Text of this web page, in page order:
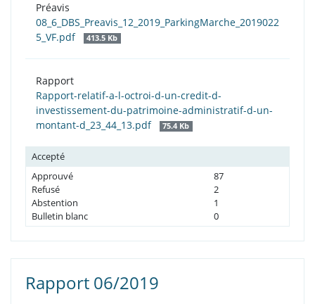
Préavis
08_6_DBS_Preavis_12_2019_ParkingMarche_2019022
5_VF.pdf
413.5 Kb
Rapport
Rapport-relatif-a-l-octroi-d-un-credit-d-
investissement-du-patrimoine-administratif-d-un-
montant-d_23_44_13.pdf
75.4 Kb
Accepté
Approuvé
87
Refusé
2
Abstention
1
Bulletin blanc
0
Rapport 06/2019